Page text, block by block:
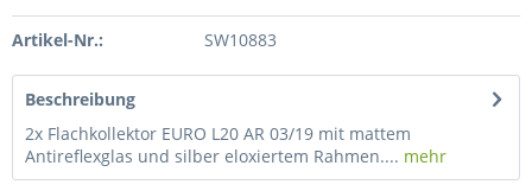
Artikel-Nr.: SW10883
Beschreibung
2x Flachkollektor EURO L20 AR 03/19 mit mattem
Antireflexglas und silber eloxiertem Rahmen.... mehr